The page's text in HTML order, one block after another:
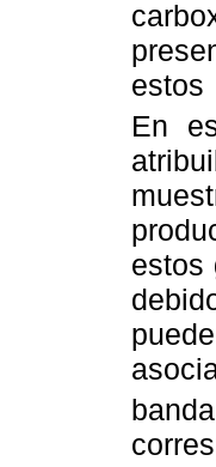
estos
En
estos